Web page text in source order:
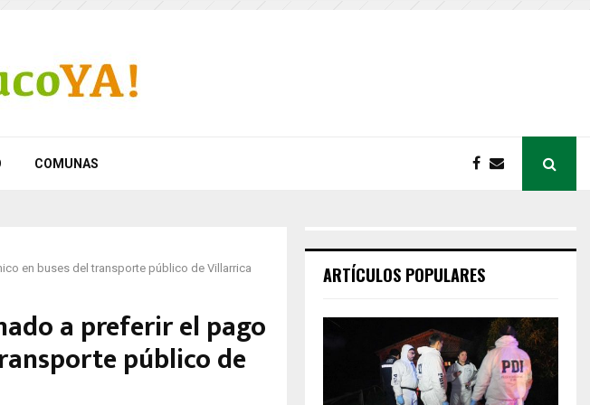
COMUNAS
en buses del transporte público de Villarrica
a preferir el pago
público de
ARTÍCULOS POPULARES